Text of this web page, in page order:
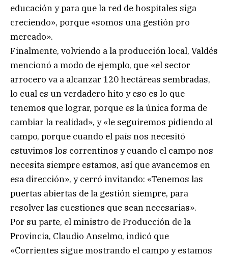
educación y para que la red de hospitales siga
creciendo», porque «somos una gestión pro
mercado».
Finalmente, volviendo a la producción local, Valdés
mencionó a modo de ejemplo, que «el sector
arrocero va a alcanzar 120 hectáreas sembradas,
lo cual es un verdadero hito y eso es lo que
tenemos que lograr, porque es la única forma de
cambiar la realidad», y «le seguiremos pidiendo al
campo, porque cuando el país nos necesitó
estuvimos los correntinos y cuando el campo nos
necesita siempre estamos, así que avancemos en
esa dirección», y cerró invitando: «Tenemos las
puertas abiertas de la gestión siempre, para
resolver las cuestiones que sean necesarias».
Por su parte, el ministro de Producción de la
Provincia, Claudio Anselmo, indicó que
«Corrientes sigue mostrando el campo y estamos